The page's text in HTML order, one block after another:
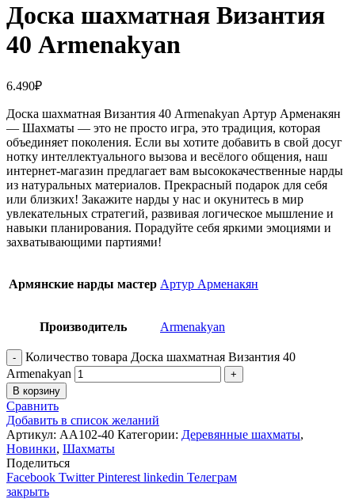
Доска шахматная Византия
40 Armenakyan
6.490₽
Доска шахматная Византия 40 Armenakyan Артур Арменакян
— Шахматы — это не просто игра, это традиция, которая
объединяет поколения. Если вы хотите добавить в свой досуг
нотку интеллектуального вызова и весёлого общения, наш
интернет-магазин предлагает вам высококачественные нарды
из натуральных материалов. Прекрасный подарок для себя
или близких! Закажите нарды у нас и окунитесь в мир
увлекательных стратегий, развивая логическое мышление и
навыки планирования. Порадуйте себя яркими эмоциями и
захватывающими партиями!
Армянские нарды мастер Артур Арменакян
Производитель Armenakyan
Количество товара Доска шахматная Византия 40
Armenakyan
В корзину
Сравнить
Добавить в список желаний
Артикул: AA102-40 Категории: Деревянные шахматы,
Новинки, Шахматы
Поделиться
Facebook Twitter Pinterest linkedin Телеграм
закрыть